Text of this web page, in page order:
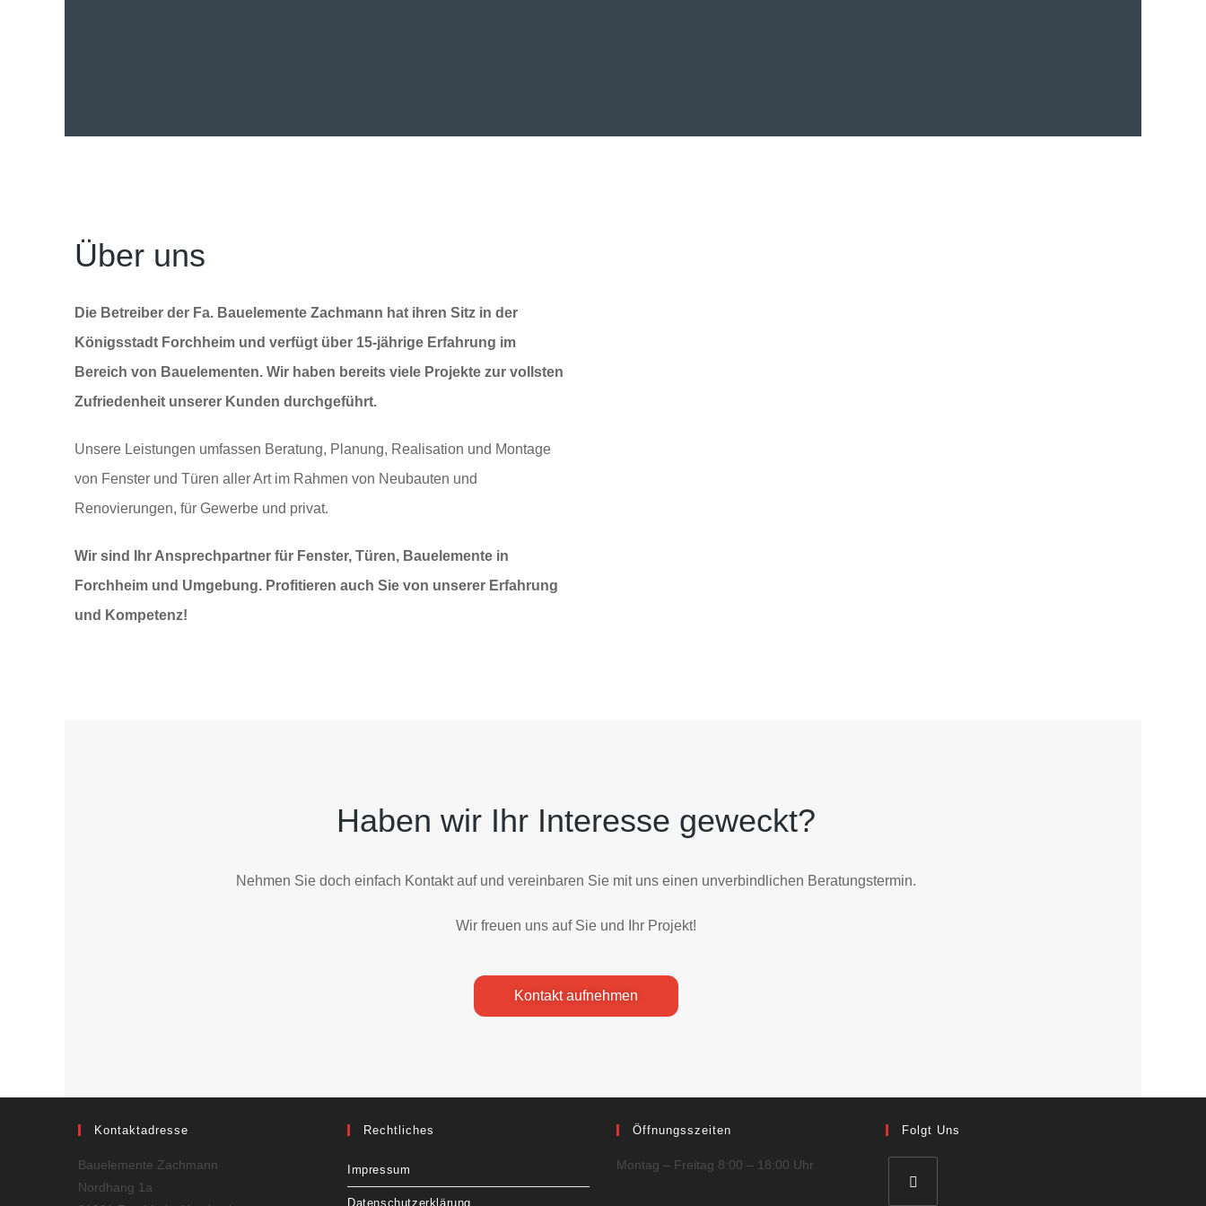
Über uns
Die Betreiber der Fa. Bauelemente Zachmann hat ihren Sitz in der
Königsstadt Forchheim und verfügt über 15-jährige Erfahrung im
Bereich von Bauelementen. Wir haben bereits viele Projekte zur vollsten
Zufriedenheit unserer Kunden durchgeführt.
Unsere Leistungen umfassen Beratung, Planung, Realisation und Montage
von Fenster und Türen aller Art im Rahmen von Neubauten und
Renovierungen, für Gewerbe und privat.
Wir sind Ihr Ansprechpartner für Fenster, Türen, Bauelemente in
Forchheim und Umgebung. Profitieren auch Sie von unserer Erfahrung
und Kompetenz!
Haben wir Ihr Interesse geweckt?
Nehmen Sie doch einfach Kontakt auf und vereinbaren Sie mit uns einen unverbindlichen Beratungstermin.
Wir freuen uns auf Sie und Ihr Projekt!
Kontakt aufnehmen
Kontaktadresse
Bauelemente Zachmann
Nordhang 1a
Rechtliches
Impressum
Datenschutzerklärung
Öffnungsszeiten
Montag – Freitag 8:00 – 18:00 Uhr
Folgt Uns